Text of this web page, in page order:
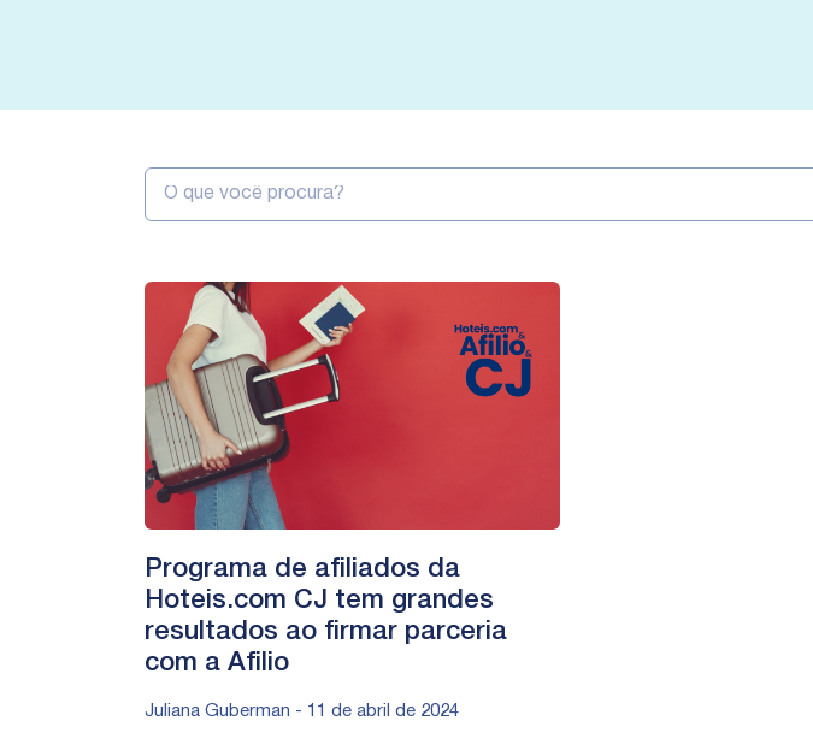
Programa de afiliados da
Hoteis.com CJ tem grandes
resultados ao firmar parceria
com a Afilio
Juliana Guberman 11 de abril de 2024